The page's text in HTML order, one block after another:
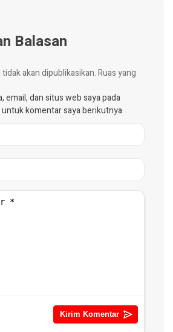
Balasan
akan dipublikasikan.Ruas yang
email, dan situs web saya pada
komentar saya berikutnya.